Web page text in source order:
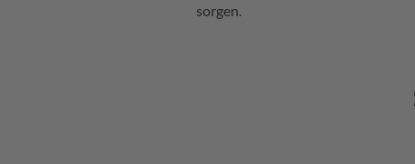
sorgen.